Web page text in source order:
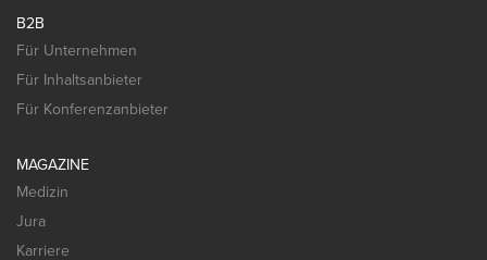
B2B
Für Unternehmen
Für Inhaltsanbieter
Für Konferenzanbieter
MAGAZINE
Medizin
Jura
Karriere